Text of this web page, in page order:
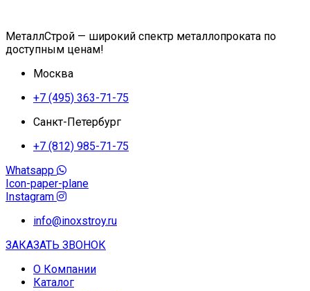
МеталлСтрой — широкий спектр металлопроката по
доступным ценам!
Москва
+7 (495) 363-71-75
Санкт-Петербург
+7 (812) 985-71-75
Whatsapp
Icon-paper-plane
Instagram
info@inoxstroy.ru
ЗАКАЗАТЬ ЗВОНОК
О Компании
Каталог